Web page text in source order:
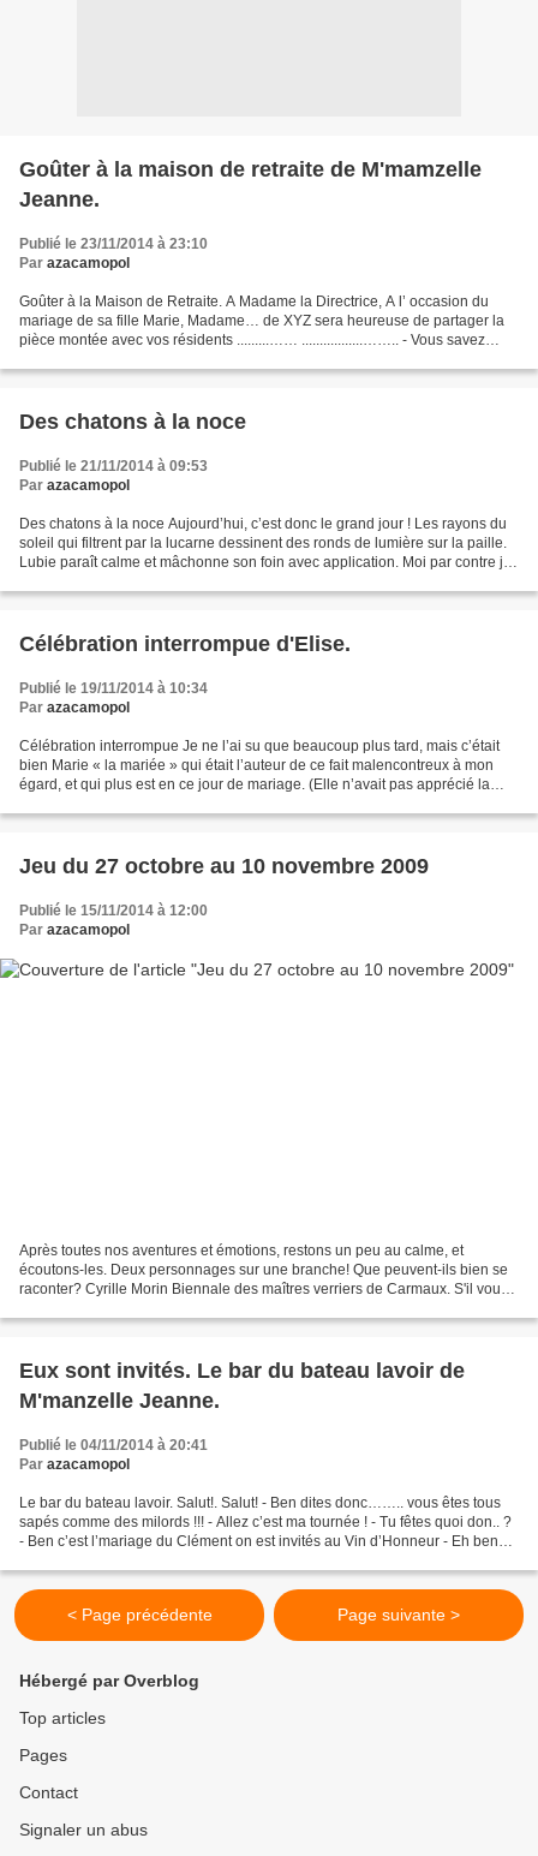
Goûter à la maison de retraite de M'mamzelle
Jeanne.
Publié le 23/11/2014 à 23:10
Par azacamopol
Goûter à la Maison de Retraite. A Madame la Directrice, A l’ occasion du
mariage de sa fille Marie, Madame… de XYZ sera heureuse de partager la
pièce montée avec vos résidents .........…… .................…….. - Vous savez
Des chatons à la noce
Publié le 21/11/2014 à 09:53
Par azacamopol
Des chatons à la noce Aujourd’hui, c’est donc le grand jour ! Les rayons du
soleil qui filtrent par la lucarne dessinent des ronds de lumière sur la paille.
Lubie paraît calme et mâchonne son foin avec application. Moi par contre je
Célébration interrompue d'Elise.
Publié le 19/11/2014 à 10:34
Par azacamopol
Célébration interrompue Je ne l’ai su que beaucoup plus tard, mais c’était
bien Marie « la mariée » qui était l’auteur de ce fait malencontreux à mon
égard, et qui plus est en ce jour de mariage. (Elle n’avait pas apprécié la
Jeu du 27 octobre au 10 novembre 2009
Publié le 15/11/2014 à 12:00
Par azacamopol
Après toutes nos aventures et émotions, restons un peu au calme, et
écoutons-les. Deux personnages sur une branche! Que peuvent-ils bien se
raconter? Cyrille Morin Biennale des maîtres verriers de Carmaux. S'il vous
Eux sont invités. Le bar du bateau lavoir de
M'manzelle Jeanne.
Publié le 04/11/2014 à 20:41
Par azacamopol
Le bar du bateau lavoir. Salut!. Salut! - Ben dites donc…….. vous êtes tous
sapés comme des milords !!! - Allez c’est ma tournée ! - Tu fêtes quoi don.. ?
- Ben c’est l’mariage du Clément on est invités au Vin d’Honneur - Eh ben
< Page précédente Page suivante >
Hébergé par Overblog
Top articles
Pages
Contact
Signaler un abus